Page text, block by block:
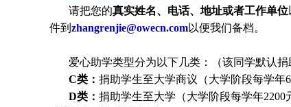
请把您的真实姓名、电话、地址或者工作单位
件到 zhangrenjie@owecn.com以便我们备档。
爱心助学类型分为以下几类：（该同学默认
C类： 捐助学生至大学商议（大学阶段每学年
D类： 捐助学生至大学（大学阶段每学年